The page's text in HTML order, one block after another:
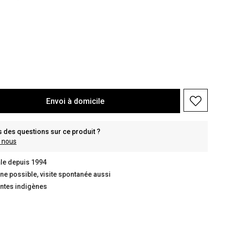
Envoi à domicile
des questions sur ce produit ?
depuis 1994
possible, visite spontanée aussi
indigènes